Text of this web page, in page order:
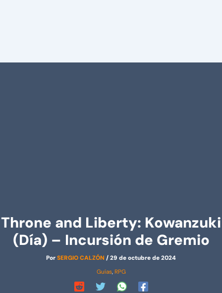
Throne and Liberty: Kowanzuki
(Día) – Incursión de Gremio
PorSERGIO CALZÓN /29 de octubre de 2024
Guías, RPG